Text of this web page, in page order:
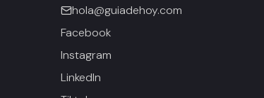
hola@guiadehoy.com
Facebook
Instagram
LinkedIn